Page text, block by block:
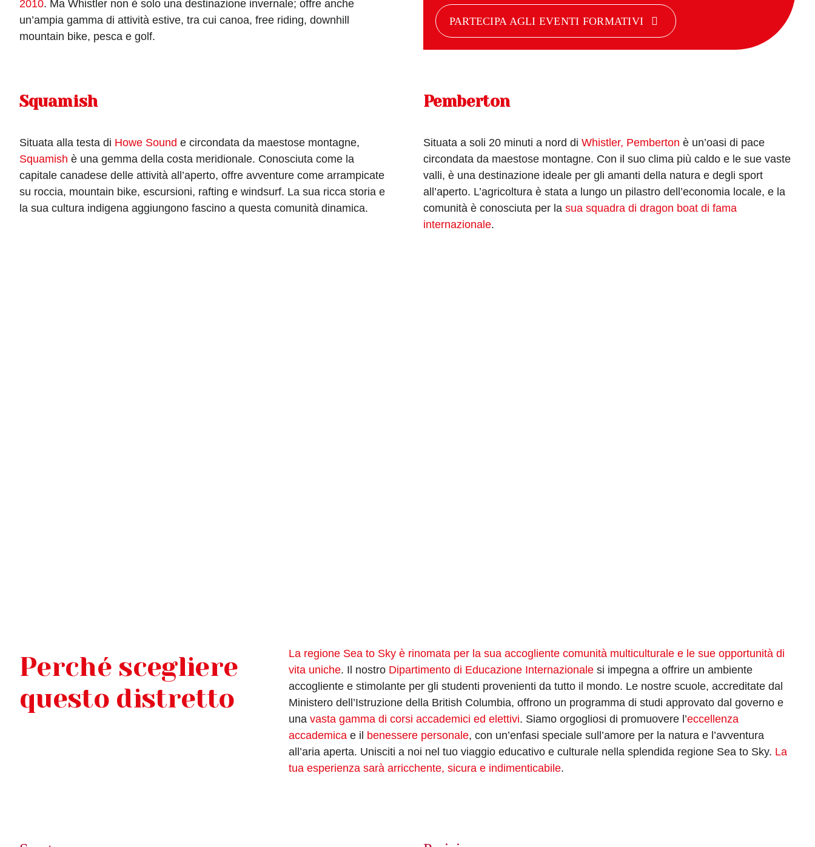
2010. Ma Whistler non è solo una destinazione invernale; offre anche
un’ampia gamma di attività estive, tra cui canoa, free riding, downhill
mountain bike, pesca e golf.
PARTECIPA AGLI EVENTI FORMATIVI
Squamish
Situata alla testa di Howe Sound e circondata da maestose montagne,
Squamish è una gemma della costa meridionale. Conosciuta come la
capitale canadese delle attività all’aperto, offre avventure come arrampicate
su roccia, mountain bike, escursioni, rafting e windsurf. La sua ricca storia e
la sua cultura indigena aggiungono fascino a questa comunità dinamica.
Pemberton
Situata a soli 20 minuti a nord di Whistler, Pemberton è un’oasi di pace
circondata da maestose montagne. Con il suo clima più caldo e le sue vaste
valli, è una destinazione ideale per gli amanti della natura e degli sport
all’aperto. L’agricoltura è stata a lungo un pilastro dell’economia locale, e la
comunità è conosciuta per la sua squadra di dragon boat di fama
internazionale.
Perché scegliere
questo distretto
La regione Sea to Sky è rinomata per la sua accogliente comunità multiculturale e le sue opportunità di
vita uniche. Il nostro Dipartimento di Educazione Internazionalesi impegna a offrire un ambiente
accogliente e stimolante per gli studenti provenienti da tutto il mondo. Le nostre scuole, accreditate dal
Ministero dell’Istruzione della British Columbia, offrono un programma di studi approvato dal governo e
una vasta gamma di corsi accademici ed elettivi. Siamo orgogliosi di promuovere l’eccellenza
accademicae il benessere personale, con un’enfasi speciale sull’amore per la natura e l’avventura
all’aria aperta. Unisciti a noi nel tuo viaggio educativo e culturale nella splendida regione Sea to Sky. La
tua esperienza sarà arricchente, sicura e indimenticabile.